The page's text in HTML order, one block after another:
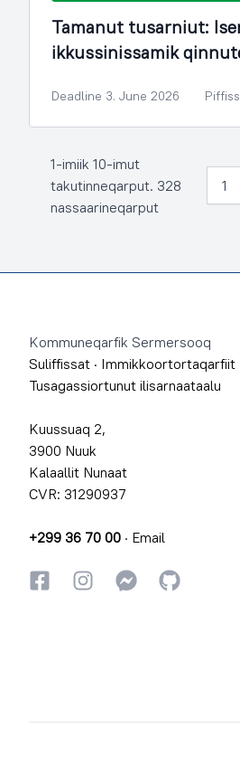
Tamanut tusarniut:
ikkussinissamik
Deadline 3. June 2026
1-imiik 10-imut
takutinneqarput. 328
nassaarineqarput
1
Kommuneqarfik Sermersooq
Suliffissat · Immikkoortortaqarfiit
Tusagassiortunut ilisarnaataalu
Kuussuaq 2,
3900 Nuuk
Kalaallit Nunaat
CVR: 31290937
+299 36 70 00 · Email
FacebookkiInstagrammiInstagrammi
GitHub